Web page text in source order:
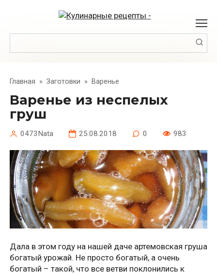
Главная » Заготовки » Варенье
Варенье из неспелых
груш
0473Nata 25.08.2018 0 983
Дала в этом году на нашей даче артемовская груша
богатый урожай. Не просто богатый, а очень
богатый – такой, что все ветви поклонились к